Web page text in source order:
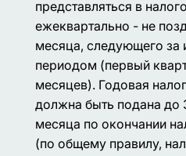
представляться в
ежеквартально - не
месяца, следующего за
периодом (первый
месяцев). Годовая
должна быть подана до
месяца по окончании
(по общему правилу,